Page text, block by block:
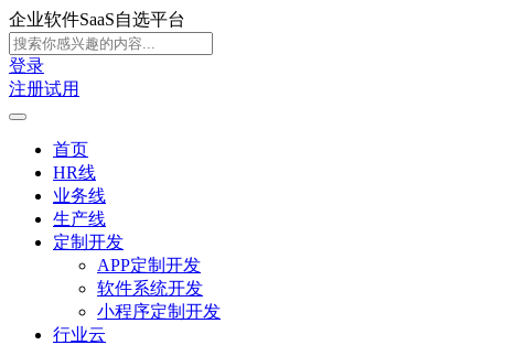
企业软件SaaS自选平台
登录
注册试用
首页
HR线
业务线
生产线
定制开发
APP定制开发
软件系统开发
小程序定制开发
行业云